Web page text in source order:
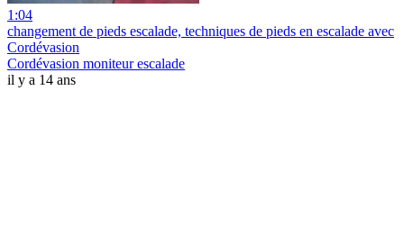
1:04
changement de pieds escalade, techniques de pieds en escalade avec
Cordévasion
Cordévasion moniteur escalade
il y a 14 ans